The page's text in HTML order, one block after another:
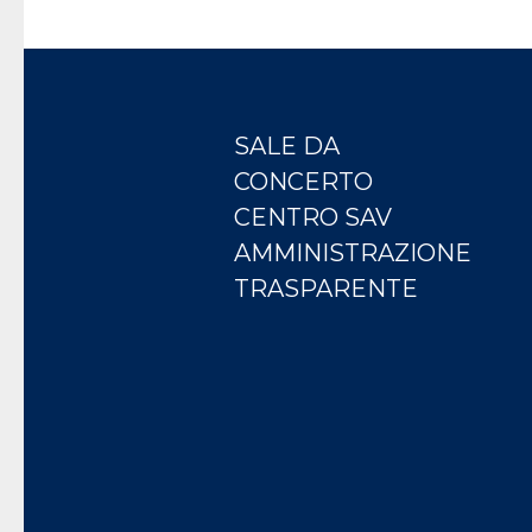
risultati
filtrati.
SALE DA
CONCERTO
CENTRO SAV
AMMINISTRAZIONE
TRASPARENTE